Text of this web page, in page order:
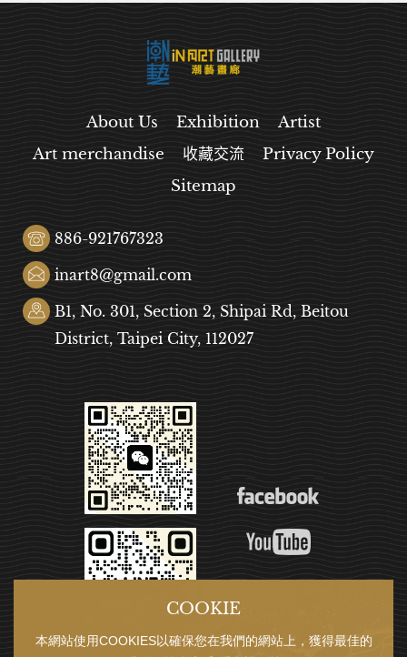
COOKIE
本網站使用COOKIES以確保您在我們的網站上，獲得最佳的
About Us Exhibition
Artist
Art merchandise
收藏交流
Privacy Policy
Sitemap
886-921767323
inart8@gmail.com
B1, No. 301, Section 2, Shipai Rd, Beitou
District, Taipei City, 112027